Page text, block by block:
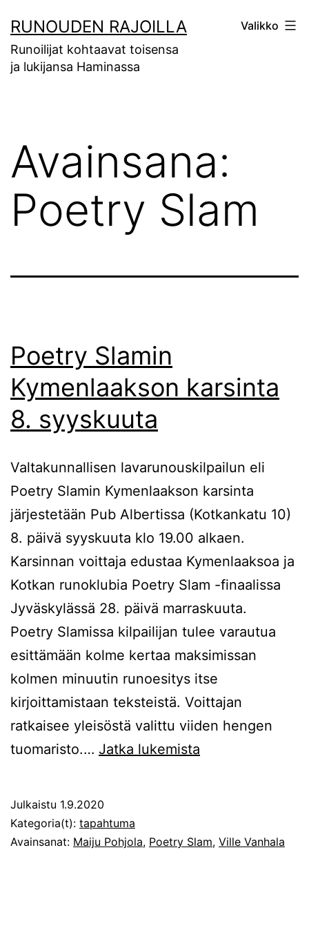
sisältöön
RUNOUDEN RAJOILLA
Runoilijat kohtaavat toisensa
ja lukijansa Haminassa
Valikko
Avainsana:
Poetry Slam
Poetry Slamin
Kymenlaakson karsinta
8. syyskuuta
Valtakunnallisen lavarunouskilpailun eli
Poetry Slamin Kymenlaakson karsinta
järjestetään Pub Albertissa (Kotkankatu 10)
8. päivä syyskuuta klo 19.00 alkaen.
Karsinnan voittaja edustaa Kymenlaaksoa ja
Kotkan runoklubia Poetry Slam -finaalissa
Jyväskylässä 28. päivä marraskuuta.
Poetry Slamissa kilpailijan tulee varautua
esittämään kolme kertaa maksimissan
kolmen minuutin runoesitys itse
kirjoittamistaan teksteistä. Voittajan
ratkaisee yleisöstä valittu viiden hengen
tuomaristo.… Jatka lukemista
8.
Julkaistu 1.9.2020
Kategoria(t): tapahtuma
Avainsanat: Maiju Pohjola, Poetry Slam, Ville Vanhala